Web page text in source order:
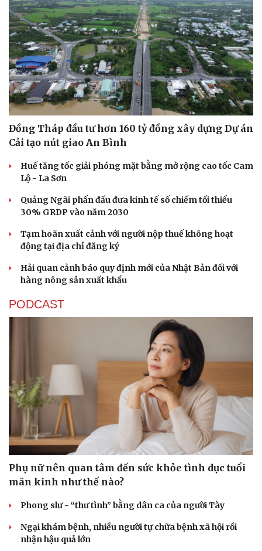
Cải chính
Đồng Tháp đầu tư hơn 160 tỷ đồng xây dựng Dự án
Cải tạo nút giao An Bình
Huế tăng tốc giải phóng mặt bằng mở rộng cao tốc Cam
Lộ - La Sơn
Quảng Ngãi phấn đấu đưa kinh tế số chiếm tối thiểu
30% GRDP vào năm 2030
Tạm hoãn xuất cảnh với người nộp thuế không hoạt
động tại địa chỉ đăng ký
Hải quan cảnh báo quy định mới của Nhật Bản đối với
hàng nông sản xuất khẩu
PODCAST
Phụ nữ nên quan tâm đến sức khỏe tình dục tuổi
mãn kinh như thế nào?
Phong slư - “thư tình” bằng dân ca của người Tày
Ngại khám bệnh, nhiều người tự chữa bệnh xã hội rồi
nhận hậu quả lớn